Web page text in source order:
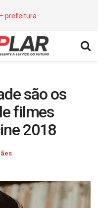
são os
filmes
2018